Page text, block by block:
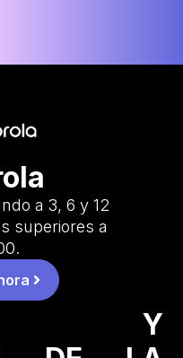
a 3, 6 y 12
superiores a
Y